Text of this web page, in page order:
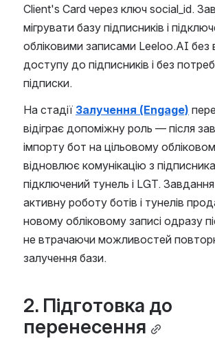
Client's Card через ключ social_id.
мігрувати базу підписників і
обліковими записами Leeloo.AI без
доступу до підписників і без
підписки.
На стадії Залучення (Engage)
відіграє допоміжну роль — після
імпорту бот на цільовому
відновлює комунікацію з
підключений тунель і LGT.
активну роботу ботів і тунелів
новому обліковому записі одразу
не втрачаючи можливостей
залучення бази.
2. Підготовка до
перенесення